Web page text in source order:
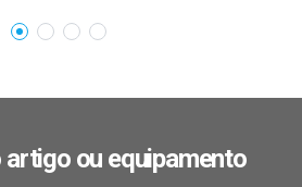
ou equipamento